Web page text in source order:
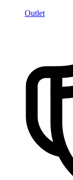
Outlet